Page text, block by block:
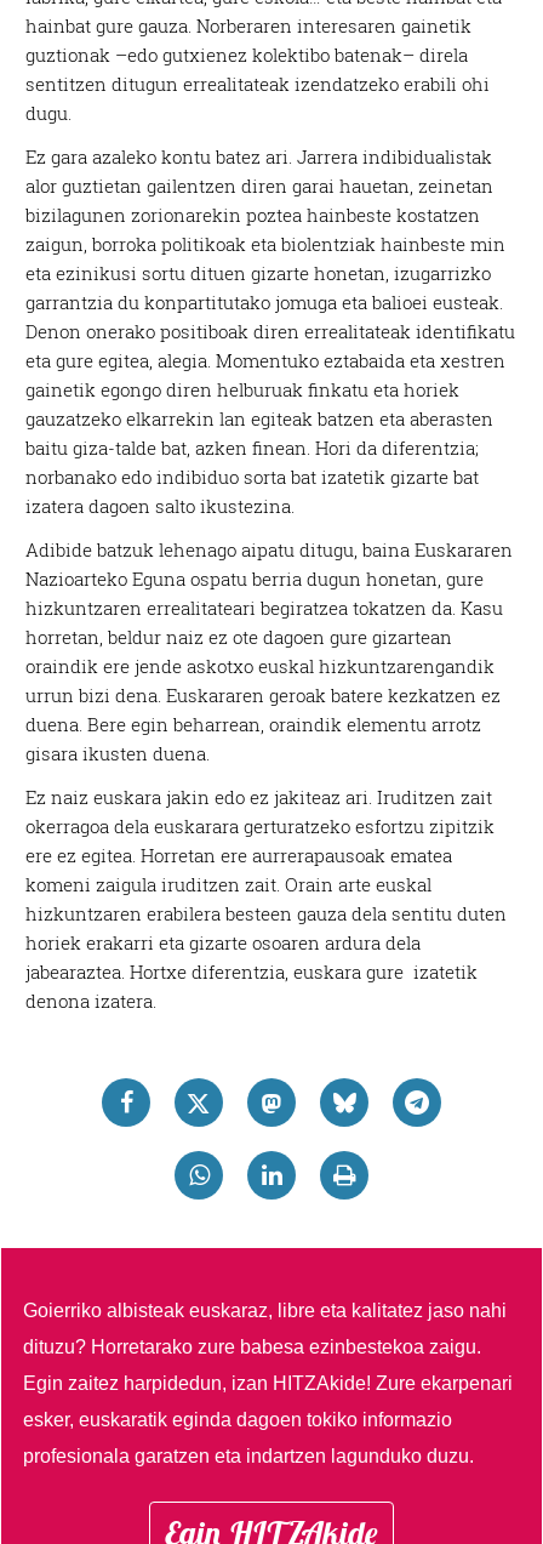
hainbat gure gauza. Norberaren interesaren gainetik
guztionak –edo gutxienez kolektibo batenak– direla
sentitzen ditugun errealitateak izendatzeko erabili ohi
dugu.
Ez gara azaleko kontu batez ari. Jarrera indibidualistak
alor guztietan gailentzen diren garai hauetan, zeinetan
bizilagunen zorionarekin poztea hainbeste kostatzen
zaigun, borroka politikoak eta biolentziak hainbeste min
eta ezinikusi sortu dituen gizarte honetan, izugarrizko
garrantzia du konpartitutako jomuga eta balioei eusteak.
Denon onerako positiboak diren errealitateak identifikatu
eta gure egitea, alegia. Momentuko eztabaida eta xestren
gainetik egongo diren helburuak finkatu eta horiek
gauzatzeko elkarrekin lan egiteak batzen eta aberasten
baitu giza-talde bat, azken finean. Hori da diferentzia;
norbanako edo indibiduo sorta bat izatetik gizarte bat
izatera dagoen salto ikustezina.
Adibide batzuk lehenago aipatu ditugu, baina Euskararen
Nazioarteko Eguna ospatu berria dugun honetan, gure
hizkuntzaren errealitateari begiratzea tokatzen da. Kasu
horretan, beldur naiz ez ote dagoen gure gizartean
oraindik ere jende askotxo euskal hizkuntzarengandik
urrun bizi dena. Euskararen geroak batere kezkatzen ez
duena. Bere egin beharrean, oraindik elementu arrotz
gisara ikusten duena.
Ez naiz euskara jakin edo ez jakiteaz ari. Iruditzen zait
okerragoa dela euskarara gerturatzeko esfortzu zipitzik
ere ez egitea. Horretan ere aurrerapausoak ematea
komeni zaigula iruditzen zait. Orain arte euskal
hizkuntzaren erabilera besteen gauza dela sentitu duten
horiek erakarri eta gizarte osoaren ardura dela
jabearaztea. Hortxe diferentzia, euskara gure izatetik
denona izatera.
Goierriko albisteak euskaraz, libre eta kalitatez jaso nahi
dituzu? Horretarako zure babesa ezinbestekoa zaigu.
Egin zaitez harpidedun, izan HITZAkide!Zure ekarpenari
esker, euskaratik eginda dagoen tokiko informazio
profesionala garatzen eta indartzen lagunduko duzu.
Egin HITZAkide